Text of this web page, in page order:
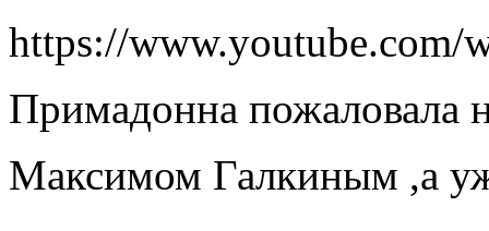
https://www.youtube.com/
Примадонна пожаловала
Максимом Галкиным ,а